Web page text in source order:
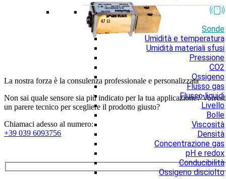
Sonde
Umidità e temperatura
Umidità materiali sfusi
Pressione
CO2
Ossigeno
Flusso gas
Flusso liquidi
Livello
Bolle
Viscosità
Densità
Concentrazione gas
pH e redox
Conducibilità
Ossigeno disciolto
La nostra forza è la consulenza professionale e personalizzata
Non sai quale sensore sia più indicato per la tua applicazione?
un parere tecnico per scegliere il prodotto giusto?
Chiamaci adesso al numero:
+39 039 6093756